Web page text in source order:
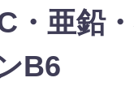
・亜鉛
B6